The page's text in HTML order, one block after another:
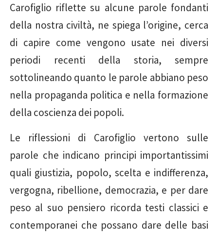
Carofiglio riflette su alcune parole fondanti
della nostra civiltà, ne spiega l’origine, cerca
di capire come vengono usate nei diversi
periodi recenti della storia, sempre
sottolineando quanto le parole abbiano peso
nella propaganda politica e nella formazione
della coscienza dei popoli.
Le riflessioni di Carofiglio vertono sulle
parole che indicano principi importantissimi
quali giustizia, popolo, scelta e indifferenza,
vergogna, ribellione, democrazia, e per dare
peso al suo pensiero ricorda testi classici e
contemporanei che possano dare delle basi